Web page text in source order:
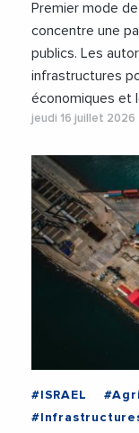
Premier mode
concentre une
publics. Les
infrastructures
économiques et
jeudi 16 juillet 2026
#ISRAEL